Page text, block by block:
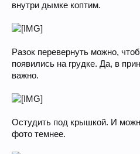
внутри дымке коптим.
Разок перевернуть можно,
появились на грудке. Да, в
важно.
Остудить под крышкой. И
фото темнее.